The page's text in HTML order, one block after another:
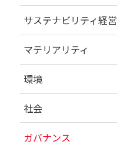
サステナビリティ経営
マテリアリティ
環境
社会
ガバナンス